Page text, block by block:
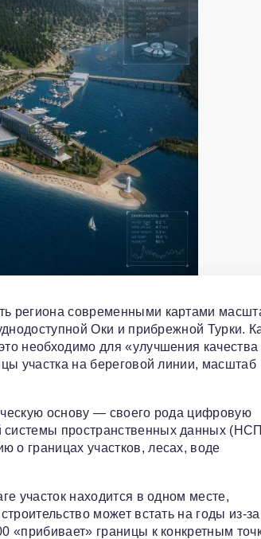
региона современными картами
Оки и прибрежной Турки.
необходимо для «улучшения качества
участка на береговой линии, масштаб
основу — своего рода цифровую
системы пространственных данных
о границах участков, лесах, воде
участок находится в одном месте,
может встать на годы из-за
границы к конкретным